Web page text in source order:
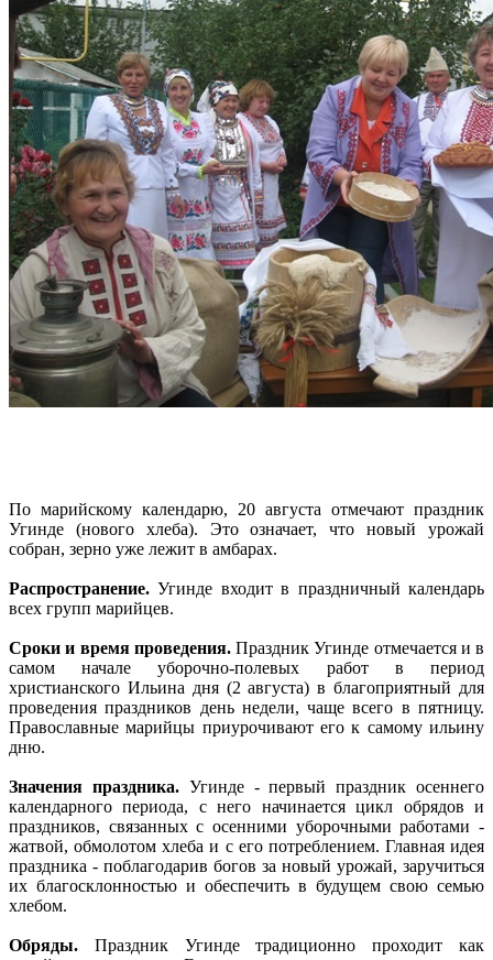
По марийскому календарю, 20 августа отмечают праздник
Угинде (нового хлеба). Это означает, что новый урожай
собран, зерно уже лежит в амбарах.
Распространение.Угинде входит в праздничный календарь
всех групп марийцев.
Сроки и время проведения.Праздник Угинде отмечается и в
самом начале уборочно-полевых работ в период
христианского Ильина дня (2 августа) в благоприятный для
проведения праздников день недели, чаще всего в пятницу.
Православные марийцы приурочивают его к самому ильину
дню.
Значения праздника.Угинде - первый праздник осеннего
календарного периода, с него начинается цикл обрядов и
праздников, связанных с осенними уборочными работами -
жатвой, обмолотом хлеба и с его потреблением. Главная идея
праздника - поблагодарив богов за новый урожай, заручиться
их благосклонностью и обеспечить в будущем свою семью
хлебом.
Обряды. Праздник Угинде традиционно проходит как